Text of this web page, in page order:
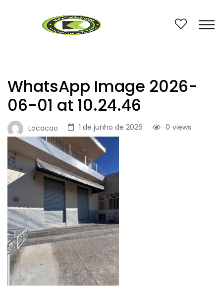
WhatsApp Image 2026-
06-01 at 10.24.46
Locacao 1 de junho de 2026 views
0